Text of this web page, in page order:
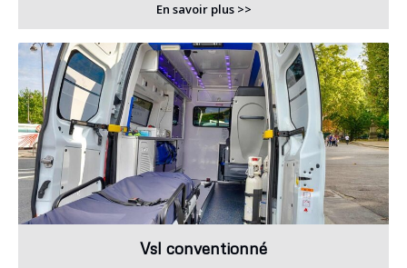
En savoir plus >>
Vsl conventionné